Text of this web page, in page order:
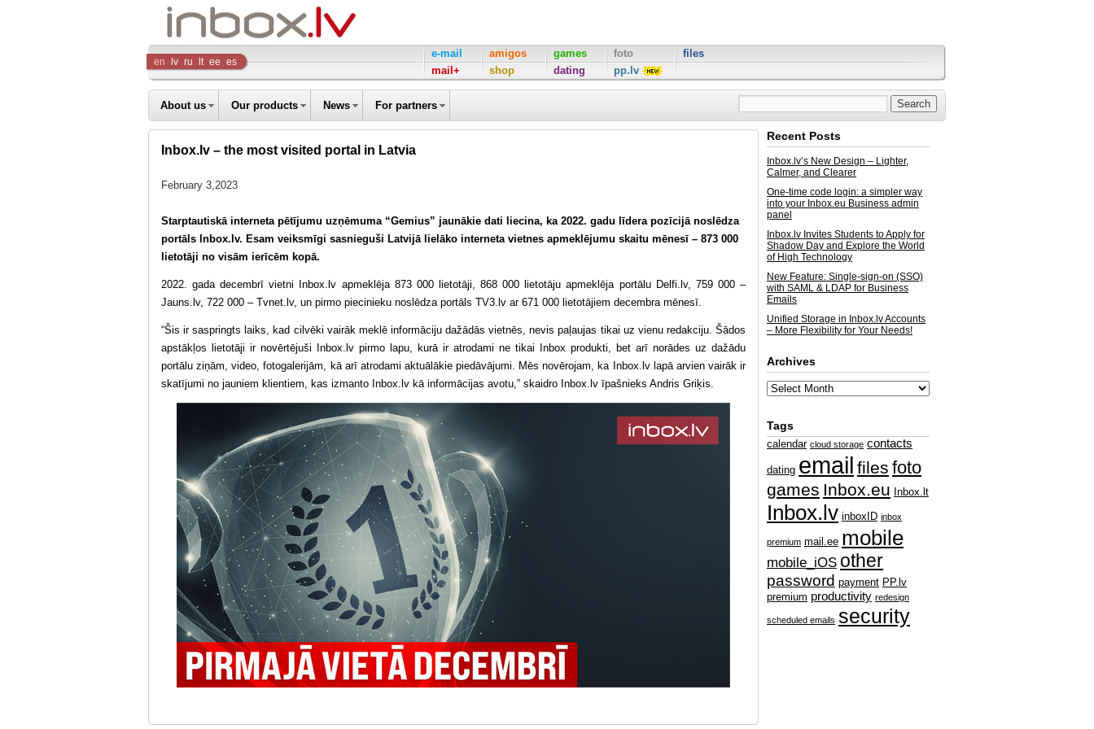
Inbox
Company
en lv ru lt ee es
e-mail
mail+
amigos
shop
games
dating
foto
pp.lv
files
About us Our products News For partners
Inbox.lv – the most visited portal in Latvia
February 3,2023
Starptautiskā interneta pētījumu uzņēmuma “Gemius” jaunākie dati liecina, ka 2022. gadu līdera pozīcijā noslēdza
portāls Inbox.lv. Esam veiksmīgi sasnieguši Latvijā lielāko interneta vietnes apmeklējumu skaitu mēnesī – 873 000
lietotāji no visām ierīcēm kopā.
2022. gada decembrī vietni Inbox.lv apmeklēja 873 000 lietotāji, 868 000 lietotāju apmeklēja portālu Delfi.lv, 759 000 –
Jauns.lv, 722 000 – Tvnet.lv, un pirmo piecinieku noslēdza portāls TV3.lv ar 671 000 lietotājiem decembra mēnesī.
“Šis ir saspringts laiks, kad cilvēki vairāk meklē informāciju dažādās vietnēs, nevis paļaujas tikai uz vienu redakciju. Šādos
apstākļos lietotāji ir novērtējuši Inbox.lv pirmo lapu, kurā ir atrodami ne tikai Inbox produkti, bet arī norādes uz dažādu
portālu ziņām, video, fotogalerijām, kā arī atrodami aktuālākie piedāvājumi. Mēs novērojam, ka Inbox.lv lapā arvien vairāk ir
skatījumi no jauniem klientiem, kas izmanto Inbox.lv kā informācijas avotu,” skaidro Inbox.lv īpašnieks Andris Griķis.
Recent Posts
Inbox.lv’s New Design – Lighter,
Calmer, and Clearer
One-time code login: a simpler way
into your Inbox.eu Business admin
panel
Inbox.lv Invites Students to Apply for
Shadow Day and Explore the World
of High Technology
New Feature: Single-sign-on (SSO)
with SAML & LDAP for Business
Emails
Unified Storage in Inbox.lv Accounts
– More Flexibility for Your Needs!
Archives
Tags
calendar cloud storage contacts
dating email files foto
games Inbox.eu Inbox.lt
Inbox.lv inboxID inbox
premium mail.ee mobile
mobile_iOS other
password payment PP.lv
premium productivity redesign
scheduled emails security